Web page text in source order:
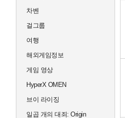
차벤
걸그룹
여행
해외게임정보
게임 영상
HyperX OMEN
브이 라이징
일곱 개의 대죄: Origin